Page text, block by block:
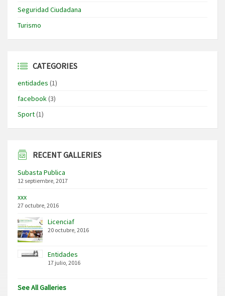
Seguridad Ciudadana
Turismo
CATEGORIES
entidades (1)
facebook(3)
Sport(1)
RECENT GALLERIES
Subasta Publica
12 septiembre, 2017
xxx
27 octubre, 2016
Licenciaf
20 octubre, 2016
Entidades
17 julio, 2016
See All Galleries